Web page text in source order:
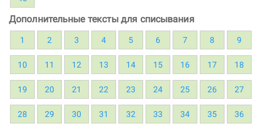
Дополнительные тексты для списывания
1 2 3 4 5 6 7 8 9
10 11 12 13 14 15 16 17 18
19 20 21 22 23 24 25 26 27
28 29 30 31 32 33 34 35 36